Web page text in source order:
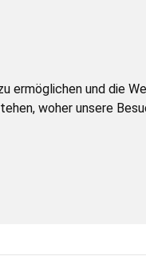
und die
woher unsere